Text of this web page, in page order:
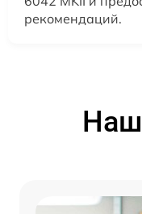
рекомендаций.